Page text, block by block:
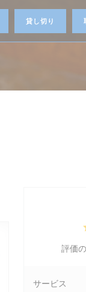
貸し切り
評価
サービス